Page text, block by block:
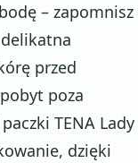
– zapomnisz
przed
poza
TENA Lady
dzięki